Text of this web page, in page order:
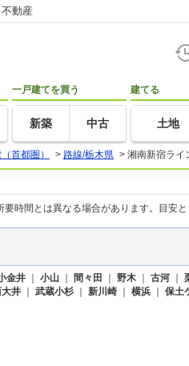
動産
一戸建てを買う
新築 中古
建てる
土地
首都圏） > 路線/栃木県 > 湘南新宿ライ
時間とは異なる場合があります。目安と
金井 ｜ 小山 ｜ 間々田 ｜ 野木 ｜ 古河 ｜
大井 ｜ 武蔵小杉 ｜ 新川崎 ｜ 横浜 ｜ 保土